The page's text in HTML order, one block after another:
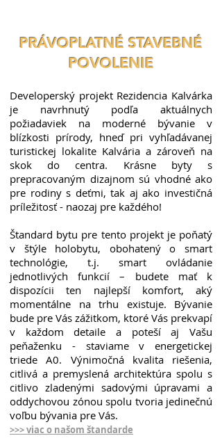
PRÁVOPLATNÉ STAVEBNÉ
POVOLENIE
Developerský projekt Rezidencia Kalvárka
je navrhnutý podľa aktuálnych
požiadaviek na moderné bývanie v
blízkosti prírody, hneď pri vyhľadávanej
turistickej lokalite Kalvária a zároveň na
skok do centra. Krásne byty s
prepracovaným dizajnom sú vhodné ako
pre rodiny s deťmi, tak aj ako investičná
príležitosť - naozaj pre každého!
Štandard bytu pre tento projekt je poňatý
v štýle holobytu, obohatený o smart
technológie, t.j. smart ovládanie
jednotlivých funkcií – budete mať k
dispozícii ten najlepší komfort, aký
momentálne na trhu existuje. Bývanie
bude pre Vás zážitkom, ktoré Vás prekvapí
v každom detaile a poteší aj Vašu
peňaženku - staviame v energetickej
triede A0. Výnimočná kvalita riešenia,
citlivá a premyslená architektúra spolu s
citlivo zladenými sadovými úpravami a
oddychovou zónou spolu tvoria jedinečnú
voľbu bývania pre Vás.
>>> viac o našom štandarde